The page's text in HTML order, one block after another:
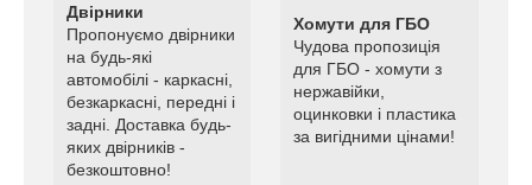
Двірники
Пропонуємо двірники
на будь-які
автомобілі - каркасні,
безкаркасні, передні і
задні. Доставка будь-
яких двірників -
безкоштовно!
Хомути для ГБО
Чудова пропозиція
для ГБО - хомути з
нержавійки,
оцинковки і пластика
за вигідними цінами!